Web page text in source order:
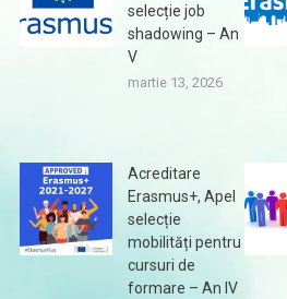
selecție job
shadowing – An
V
martie 13, 2026
Acreditare
Erasmus+, Apel
selecție
mobilități pentru
cursuri de
formare – An IV